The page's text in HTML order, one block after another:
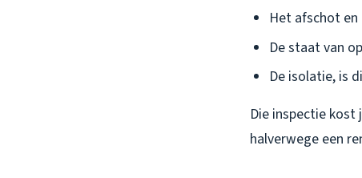
Het afschot
De staat van
De isolatie, is
Die inspectie kost
halverwege een